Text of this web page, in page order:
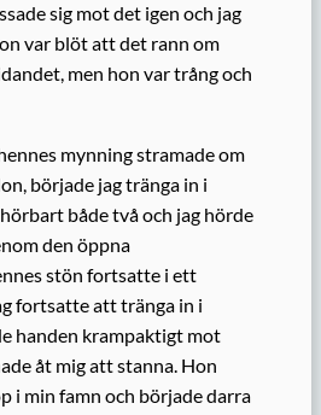
sig mot det igen och jag
var blöt att det rann om
men hon var trång och
mynning stramade om
började jag tränga in i
både två och jag hörde
den öppna
stön fortsatte i ett
fortsatte att tränga in i
handen krampaktigt mot
åt mig att stanna. Hon
i min famn och började darra